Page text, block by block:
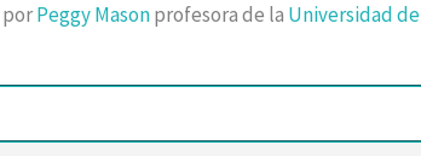
porPeggy Masonprofesora de la Universidad de